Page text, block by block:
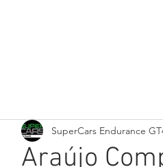
Araújo
SuperCars Endurance